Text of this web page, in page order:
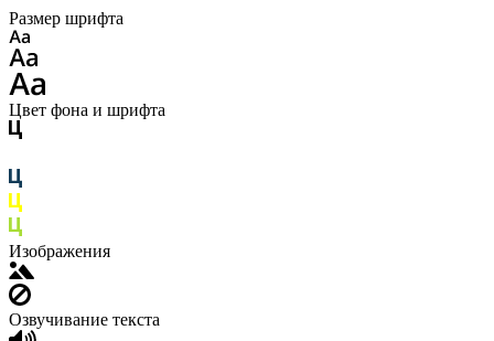
Размер шрифта
Цвет фона и шрифта
Изображения
Озвучивание текста